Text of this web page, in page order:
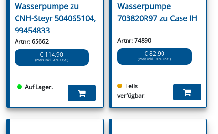
Wasserpumpe zu
CNH-Steyr 504065104,
99454833
Artnr: 65662
€ 114.90
(Preis inkl. 20% USt.)
Auf Lager.
Wasserpumpe
703820R97 zu Case IH
Artnr: 74890
€ 82.90
(Preis inkl. 20% USt.)
Teils
verfügbar.